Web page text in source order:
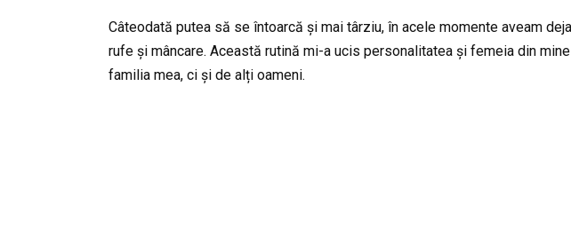
Câteodată putea să se întoarcă și mai târziu, în acele momente aveam
rufe și mâncare. Această rutină mi-a ucis personalitatea și femeia din
familia mea, ci și de alți oameni.